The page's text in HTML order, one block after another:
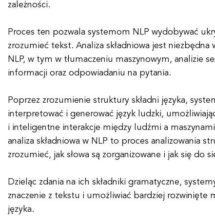
zależności.
Proces ten pozwala systemom NLP wydobywać
zrozumieć tekst. Analiza składniowa jest niezbędna
NLP, w tym w tłumaczeniu maszynowym, analizie
informacji oraz odpowiadaniu na pytania.
Poprzez zrozumienie struktury składni języka,
interpretować i generować język ludzki,
i inteligentne interakcje między ludźmi a
analiza składniowa w NLP to proces analizowania
zrozumieć, jak słowa są zorganizowane i jak się do
Dzieląc zdania na ich składniki gramatyczne,
znaczenie z tekstu i umożliwiać bardziej rozwinięte
języka.